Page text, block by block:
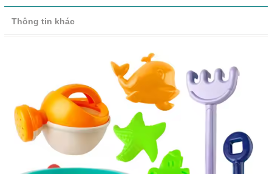
Thông tin khác